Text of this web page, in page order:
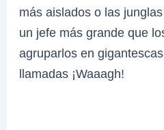
más aislados o las
un jefe más grande que
agruparlos en
llamadas ¡Waaagh!